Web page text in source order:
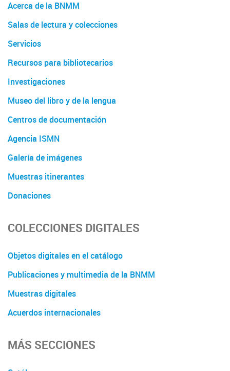
Acerca de la BNMM
Salas de lectura y colecciones
Servicios
Recursos para bibliotecarios
Investigaciones
Museo del libro y de la lengua
Centros de documentación
Agencia ISMN
Galería de imágenes
Muestras itinerantes
Donaciones
COLECCIONES DIGITALES
Objetos digitales en el catálogo
Publicaciones y multimedia de la BNMM
Muestras digitales
Acuerdos internacionales
MÁS SECCIONES